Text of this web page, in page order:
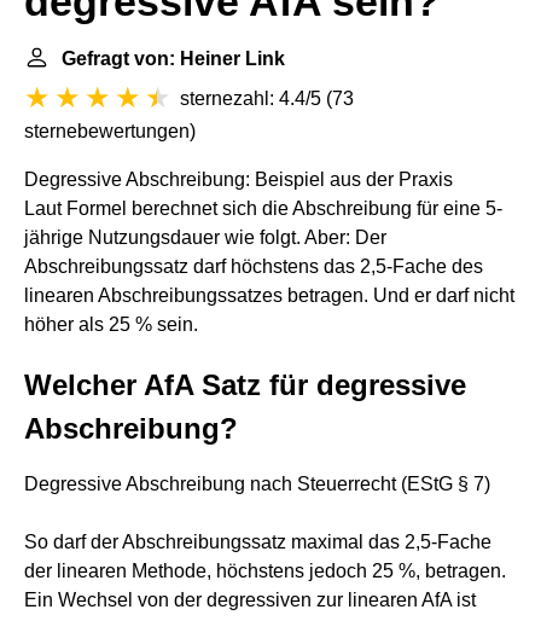
Gefragt von: Heiner Link
sternezahl: 4.4/5 (73
sternebewertungen)
Degressive Abschreibung: Beispiel aus der Praxis
Laut Formel berechnet sich die Abschreibung für eine 5-
jährige Nutzungsdauer wie folgt. Aber: Der
Abschreibungssatz darf höchstens das 2,5-Fache des
linearen Abschreibungssatzes betragen. Und er darf nicht
höher als 25 % sein.
Welcher AfA Satz für degressive
Abschreibung?
Degressive Abschreibung nach Steuerrecht (EStG § 7)
So darf der Abschreibungssatz maximal das 2,5-Fache
der linearen Methode, höchstens jedoch 25 %, betragen.
Ein Wechsel von der degressiven zur linearen AfA ist